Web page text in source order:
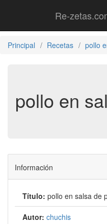
Re-
Principal Recetas pollo
pollo en
Información
Título: pollo en salsa de
Autor: chuchis